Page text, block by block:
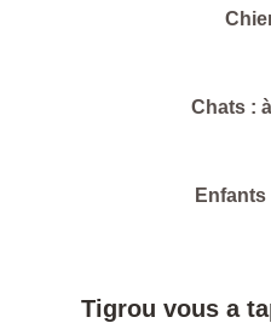
Chats :
Enfants
Tigrou vous a